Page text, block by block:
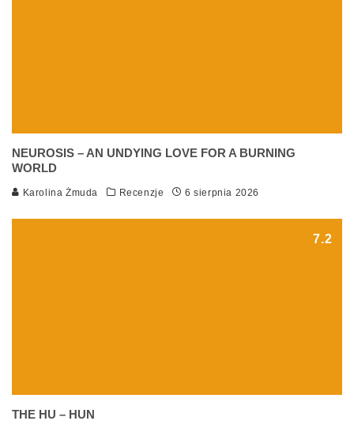
NEUROSIS – AN UNDYING LOVE FOR A BURNING
WORLD
Karolina Żmuda Recenzje 6 sierpnia 2026
7.2
THE HU – HUN